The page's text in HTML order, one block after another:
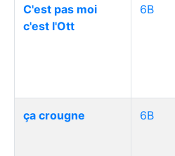
C'est pas moi
c'est l'Ott
6B
ça crougne 6B